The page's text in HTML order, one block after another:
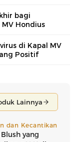
bagi
Hondius
di Kapal MV
Positif